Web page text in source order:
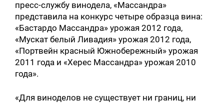
пресс-службу винодела, «Массандра»
представила на конкурс четыре образца вина:
«Бастардо Массандра» урожая 2012 года,
«Мускат белый Ливадия» урожая 2012 года,
«Портвейн красный Южнобережный» урожая
2011 года и «Херес Массандра» урожая 2010
года».
«Для виноделов не существует ни границ, ни